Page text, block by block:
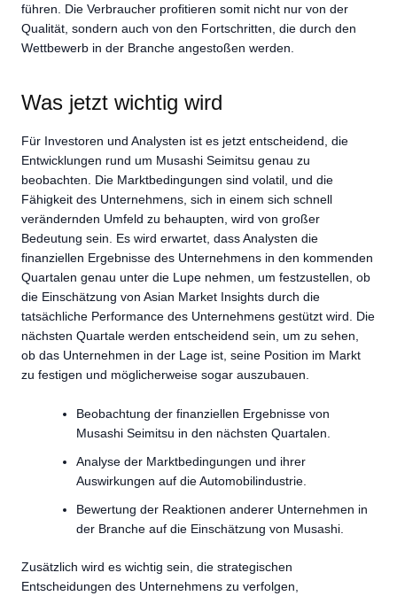
führen. Die Verbraucher profitieren somit nicht nur von der
Qualität, sondern auch von den Fortschritten, die durch den
Wettbewerb in der Branche angestoßen werden.
Was jetzt wichtig wird
Für Investoren und Analysten ist es jetzt entscheidend, die
Entwicklungen rund um Musashi Seimitsu genau zu
beobachten. Die Marktbedingungen sind volatil, und die
Fähigkeit des Unternehmens, sich in einem sich schnell
verändernden Umfeld zu behaupten, wird von großer
Bedeutung sein. Es wird erwartet, dass Analysten die
finanziellen Ergebnisse des Unternehmens in den kommenden
Quartalen genau unter die Lupe nehmen, um festzustellen, ob
die Einschätzung von Asian Market Insights durch die
tatsächliche Performance des Unternehmens gestützt wird. Die
nächsten Quartale werden entscheidend sein, um zu sehen,
ob das Unternehmen in der Lage ist, seine Position im Markt
zu festigen und möglicherweise sogar auszubauen.
Beobachtung der finanziellen Ergebnisse von
Musashi Seimitsu in den nächsten Quartalen.
Analyse der Marktbedingungen und ihrer
Auswirkungen auf die Automobilindustrie.
Bewertung der Reaktionen anderer Unternehmen in
der Branche auf die Einschätzung von Musashi.
Zusätzlich wird es wichtig sein, die strategischen
Entscheidungen des Unternehmens zu verfolgen,